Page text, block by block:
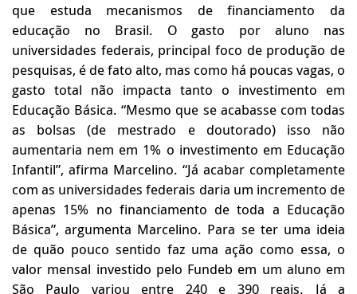
que estuda mecanismos de financiamento da
educação no Brasil. O gasto por aluno nas
universidades federais, principal foco de produção de
pesquisas, é de fato alto, mas como há poucas vagas, o
gasto total não impacta tanto o investimento em
Educação Básica. “Mesmo que se acabasse com todas
as bolsas (de mestrado e doutorado) isso não
aumentaria nem em 1% o investimento em Educação
Infantil”, afirma Marcelino. “Já acabar completamente
com as universidades federais daria um incremento de
apenas 15% no financiamento de toda a Educação
Básica”, argumenta Marcelino. Para se ter uma ideia
de quão pouco sentido faz uma ação como essa, o
valor mensal investido pelo Fundeb em um aluno em
São Paulo variou entre 240 e 390 reais. Já a